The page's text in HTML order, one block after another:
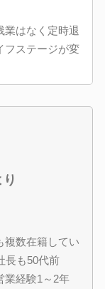
業はなく定時退
フステージが変
複数在籍してい
長も50代前
業経験1～2年